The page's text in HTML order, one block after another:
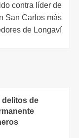
contra líder de
San Carlos más
de Longaví
delitos de